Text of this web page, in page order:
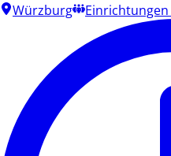
Würzburg